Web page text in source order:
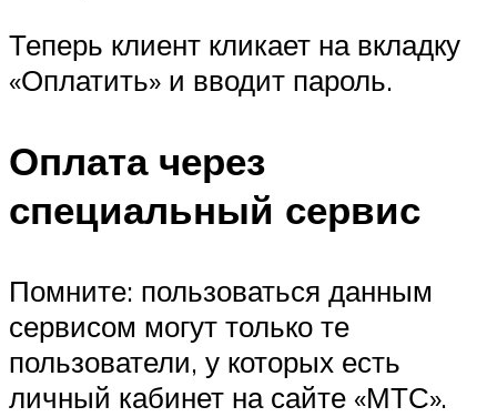
Теперь клиент кликает на вкладку
«Оплатить» и вводит пароль.
Оплата через
специальный сервис
Помните: пользоваться данным
сервисом могут только те
пользователи, у которых есть
личный кабинет на сайте «МТС».